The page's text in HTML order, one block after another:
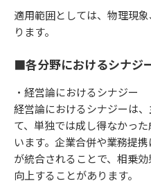
適用範囲としては、物理現
ります。
■各分野におけるシナジ
・経営論におけるシナジー
経営論におけるシナジーは
て、単独では成し得なかっ
います。企業合併や業務提
が統合されることで、相乗
向上することがあります。